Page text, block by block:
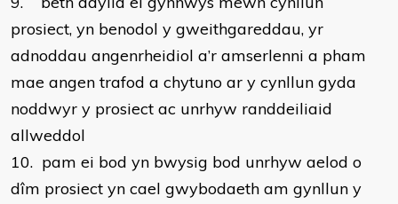
prosiect, yn benodol y gweithgareddau, yr
adnoddau angenrheidiol a’r amserlenni a pham
mae angen trafod a chytuno ar y cynllun gyda
noddwyr y prosiect ac unrhyw randdeiliaid
allweddol
10. pam ei bod yn bwysig bod unrhyw aelod o
dîm prosiect yn cael gwybodaeth am gynllun y